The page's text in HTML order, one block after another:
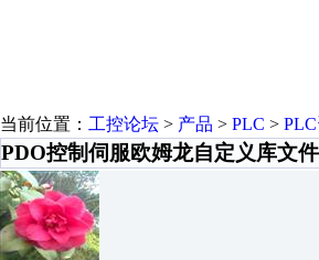
当前位置： 工控论坛 > 产品 > PLC >
PDO控制伺服欧姆龙自定义库文件